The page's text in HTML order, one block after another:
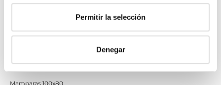
Permitir la selección
Denegar
Mamparas 100x80